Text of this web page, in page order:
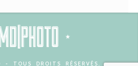
- TOUS DROITS RÉSERVÉS.